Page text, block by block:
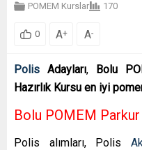
POMEM Kurslar 170
0 A+ A-
Polis Adayları, Bolu
Hazırlık Kursu en iyi
Bolu POMEM Parkur
Polis alımları, Polis